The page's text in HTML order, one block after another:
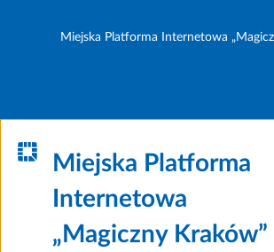
Miejska Platforma Internetowa
Miejska Platforma
Internetowa
„Magiczny Kraków”